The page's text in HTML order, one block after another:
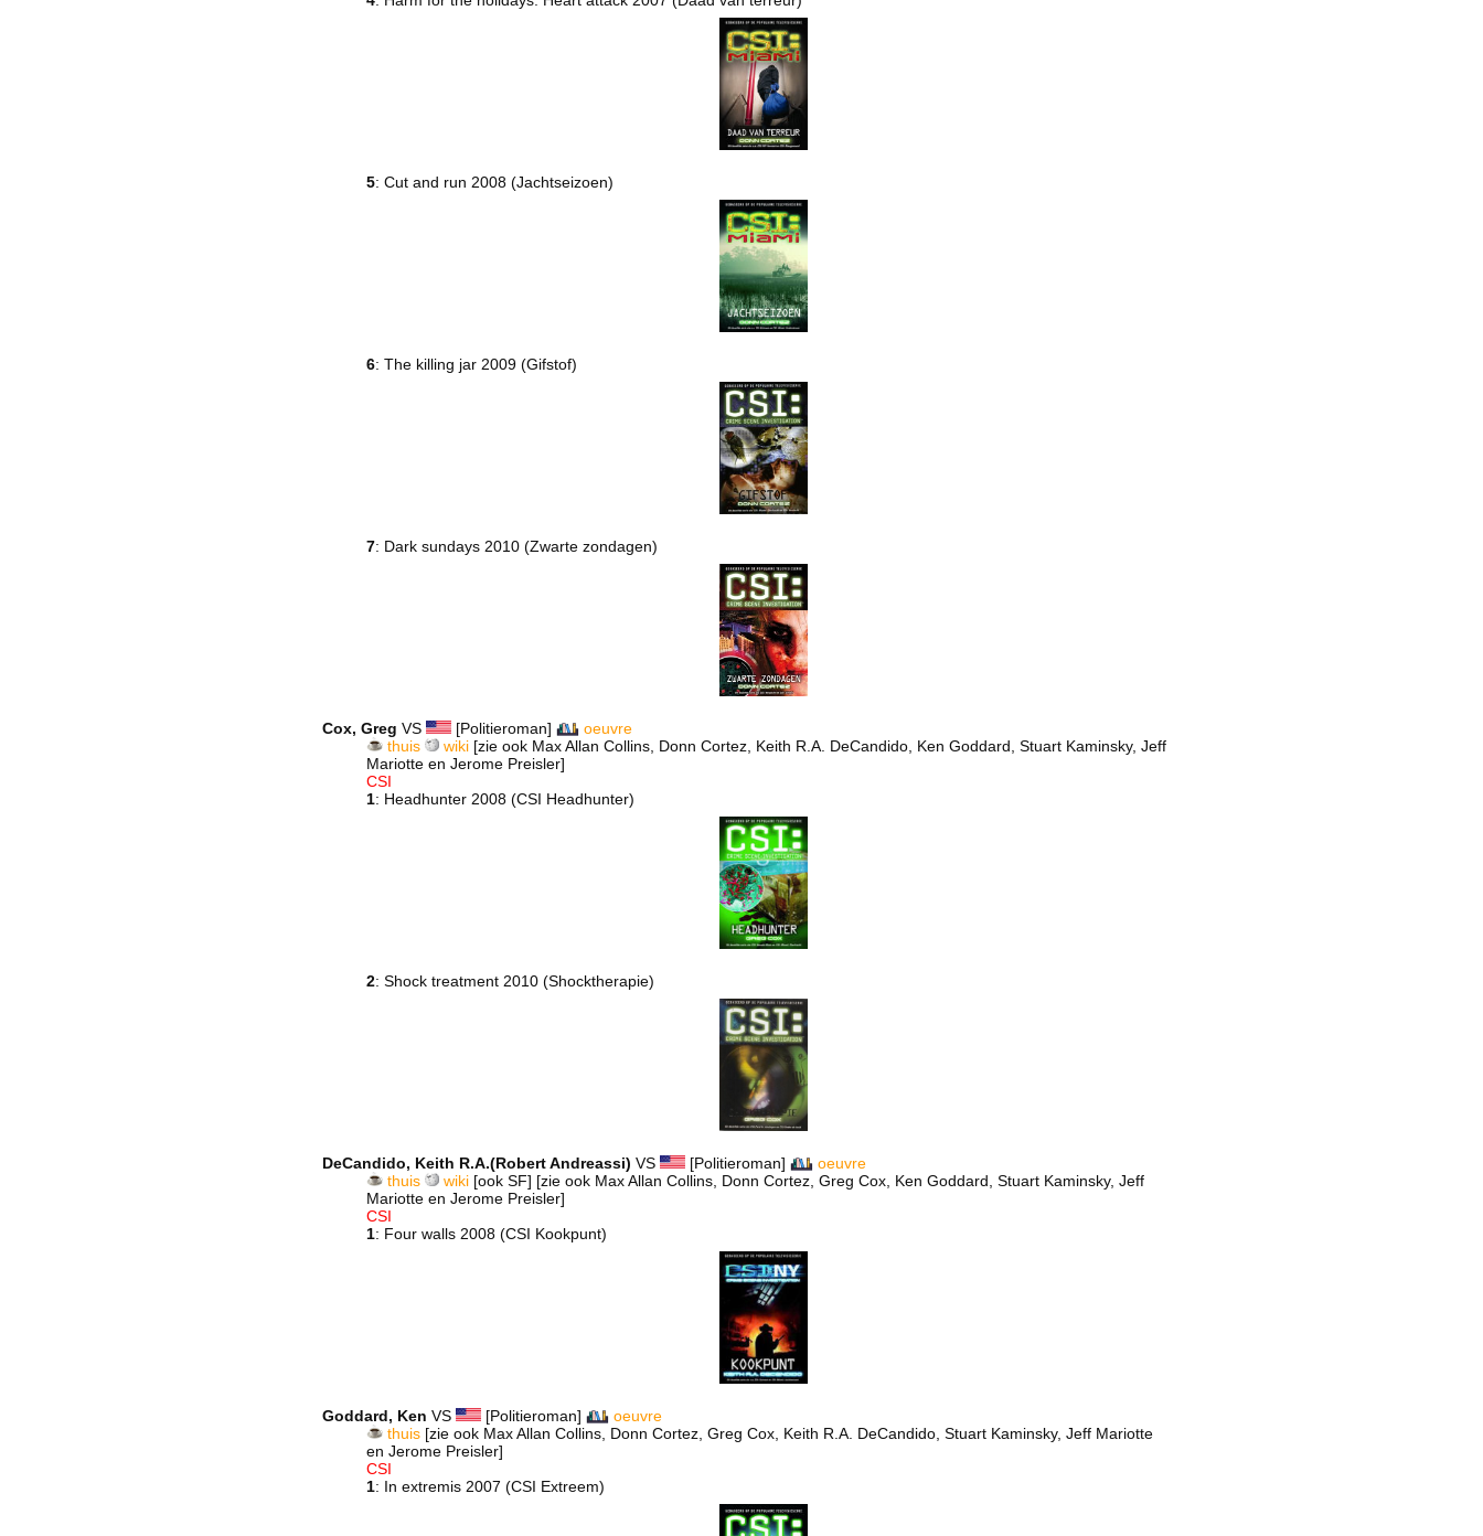
5: Cut and run 2008 (Jachtseizoen)
6: The killing jar 2009 (Gifstof)
7: Dark sundays 2010 (Zwarte zondagen)
Cox, Greg VS [Politieroman]
oeuvre
thuis
wiki[zie ook Max Allan Collins, Donn Cortez, Keith R.A. DeCandido, Ken Goddard, Stuart Kaminsky, Jeff
Mariotte en Jerome Preisler]
CSI
1: Headhunter 2008 (CSI Headhunter)
2: Shock treatment 2010 (Shocktherapie)
DeCandido, Keith R.A.(Robert Andreassi) VS [Politieroman]
oeuvre
thuis
wiki[ook SF] [zie ook Max Allan Collins, Donn Cortez, Greg Cox, Ken Goddard, Stuart Kaminsky, Jeff
Mariotte en Jerome Preisler]
CSI
1: Four walls 2008 (CSI Kookpunt)
Goddard, Ken VS [Politieroman]
oeuvre
thuis [zie ook Max Allan Collins, Donn Cortez, Greg Cox, Keith R.A. DeCandido, Stuart Kaminsky, Jeff Mariotte
en Jerome Preisler]
CSI
1: In extremis 2007 (CSI Extreem)